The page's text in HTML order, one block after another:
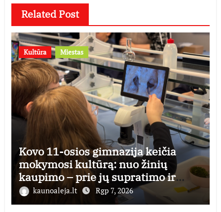
Related Post
Kultūra Miestas
Kovo 11-osios gimnazija keičia
mokymosi kultūrą: nuo žinių
kaupimo – prie jų supratimo ir
taikymo
kaunoaleja.lt Rgp 7, 2026